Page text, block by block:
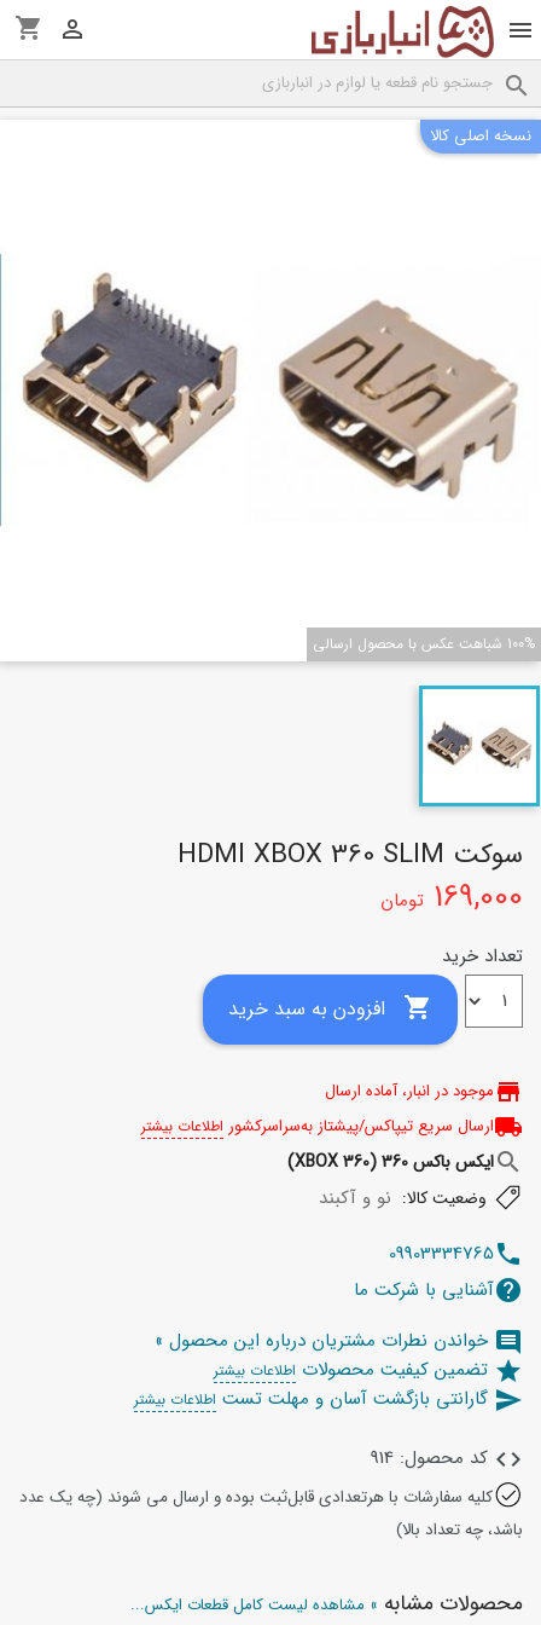

shopping_cart


نسخه اصلی کالا
100% شباهت عکس با محصول ارسالی
سوکت HDMI XBOX 360 SLIM
169,000 تومان
تعداد خرید

storeموجود در انبار، آماده ارسال
local_shippingارسال سریع تیپاکس/پیشتاز به‌سراسرکشور اطلاعات بیشتر
searchایکس باکس 360 (XBOX 360)
وضعیت کالا: نو و آکبند
telephone
09903334765
helpآشنایی با شرکت ما
comment خواندن نطرات مشتریان درباره این محصول »
star تضمین کیفیت محصولات اطلاعات بیشتر
send گارانتی بازگشت آسان و مهلت تست اطلاعات بیشتر
code کد محصول: 914
کلیه سفارشات با هرتعدادی قابل‌ثبت بوده و ارسال می شوند (چه یک عدد
باشد، چه تعداد بالا)
محصولات مشابه » مشاهده لیست کامل قطعات ایکس...